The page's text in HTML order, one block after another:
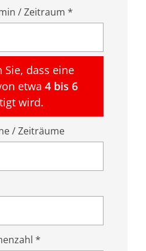
/ Zeitraum *
Sie, dass eine
etwa 4 bis 6
wird.
/ Zeiträume
*